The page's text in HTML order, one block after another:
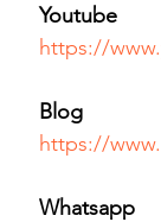
Youtube
https://
Blog
https://
Whatsapp